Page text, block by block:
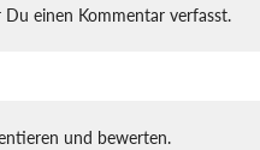
Du einen Kommentar verfasst.
und bewerten.